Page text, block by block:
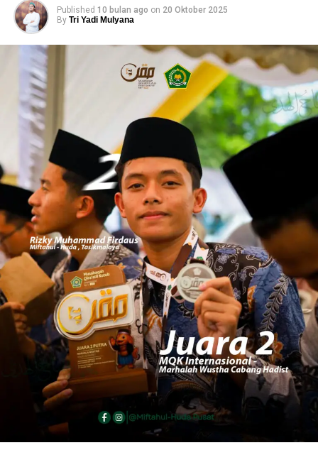
Published 10 bulan ago on 20 Oktober 2025
By Tri Yadi Mulyana